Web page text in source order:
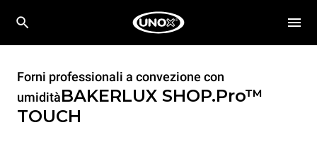
Forni professionali a convezione con
umiditàBAKERLUX SHOP.Pro™
TOUCH